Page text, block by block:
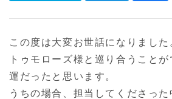
この度は大変お世話になりました
トゥモローズ様と巡り合うこと
運だったと思います。
うちの場合、担当してくださった